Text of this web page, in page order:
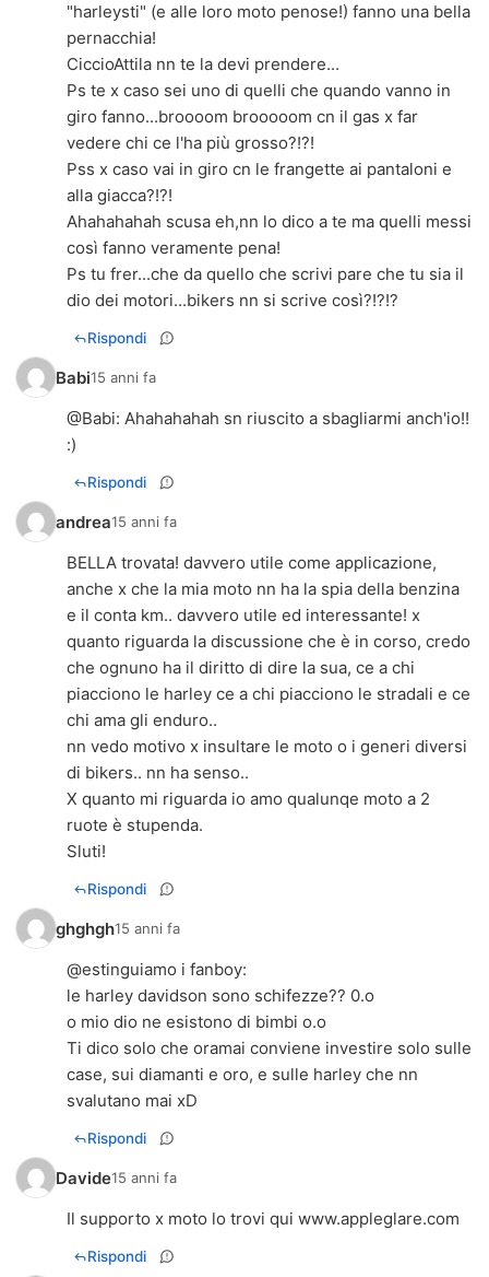
"harleysti" (e alle loro moto penose!) fanno una bella
pernacchia!
CiccioAttila nn te la devi prendere...
Ps te x caso sei uno di quelli che quando vanno in
giro fanno...broooom brooooom cn il gas x far
vedere chi ce l'ha più grosso?!?!
Pss x caso vai in giro cn le frangette ai pantaloni e
alla giacca?!?!
Ahahahahah scusa eh,nn lo dico a te ma quelli messi
così fanno veramente pena!
Ps tu frer...che da quello che scrivi pare che tu sia il
dio dei motori...bikers nn si scrive così?!?!?
Rispondi
Babi15 anni fa
@Babi: Ahahahahah sn riuscito a sbagliarmi anch'io!!
:)
Rispondi
andrea15 anni fa
BELLA trovata! davvero utile come applicazione,
anche x che la mia moto nn ha la spia della benzina
e il conta km.. davvero utile ed interessante! x
quanto riguarda la discussione che è in corso, credo
che ognuno ha il diritto di dire la sua, ce a chi
piacciono le harley ce a chi piacciono le stradali e ce
chi ama gli enduro..
nn vedo motivo x insultare le moto o i generi diversi
di bikers.. nn ha senso..
X quanto mi riguarda io amo qualunqe moto a 2
ruote è stupenda.
Sluti!
Rispondi
ghghgh15 anni fa
@estinguiamo i fanboy:
le harley davidson sono schifezze?? 0.o
o mio dio ne esistono di bimbi o.o
Ti dico solo che oramai conviene investire solo sulle
case, sui diamanti e oro, e sulle harley che nn
svalutano mai xD
Rispondi
Davide15 anni fa
Il supporto x moto lo trovi qui www.appleglare.com
Rispondi